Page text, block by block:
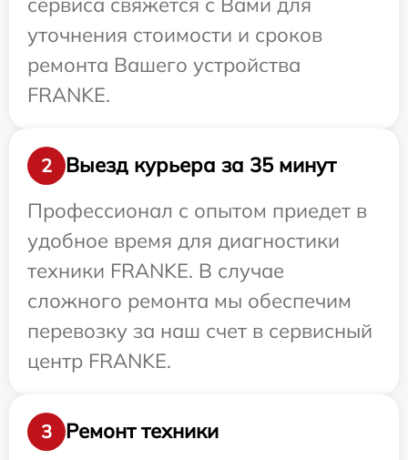
уточнения стоимости и сроков
ремонта Вашего устройства
FRANKE.
2
Выезд курьера за 35 минут
Профессионал с опытом приедет в
удобное время для диагностики
техники FRANKE. В случае
сложного ремонта мы обеспечим
перевозку за наш счет в сервисный
центр FRANKE.
3
Ремонт техники